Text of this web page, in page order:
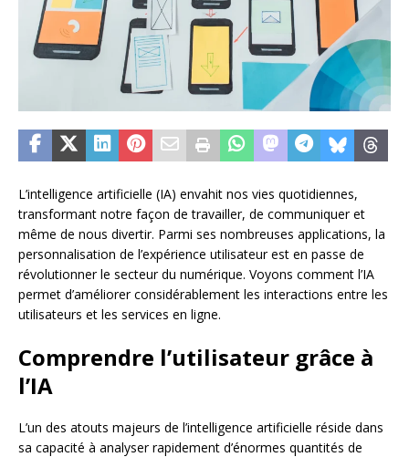
L’intelligence artificielle (IA) envahit nos vies quotidiennes,
transformant notre façon de travailler, de communiquer et
même de nous divertir. Parmi ses nombreuses applications, la
personnalisation de l’expérience utilisateur est en passe de
révolutionner le secteur du numérique. Voyons comment l’IA
permet d’améliorer considérablement les interactions entre les
utilisateurs et les services en ligne.
Comprendre l’utilisateur grâce à
l’IA
L’un des atouts majeurs de l’intelligence artificielle réside dans
sa capacité à analyser rapidement d’énormes quantités de